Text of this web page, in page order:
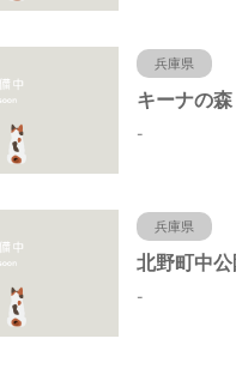
兵庫県
-
兵庫県
-